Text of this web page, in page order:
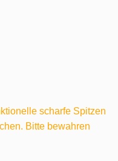
scharfe Spitzen
Bitte bewahren